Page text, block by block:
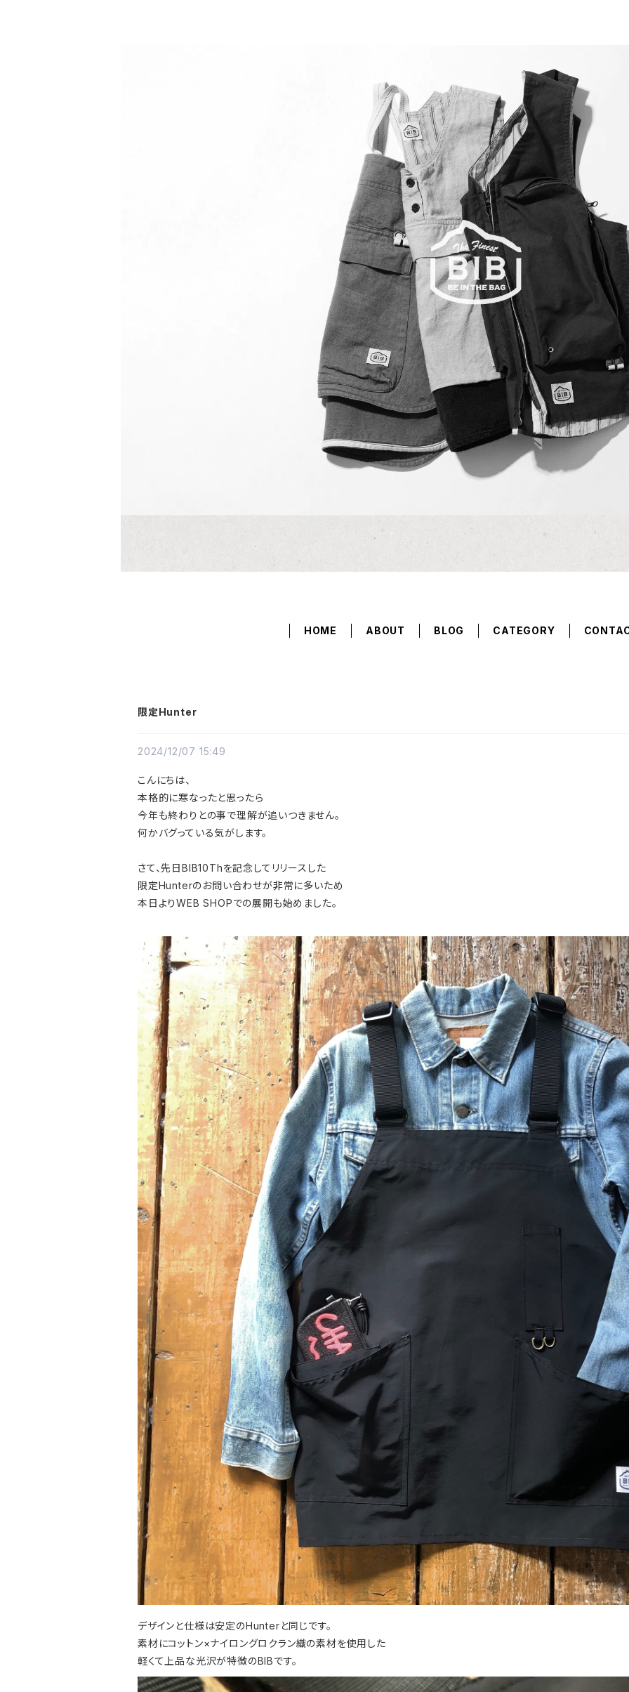
HOME ABOUT BLOG CATEGORY
限定Hunter
2024/12/07 15:49
こんにちは、
本格的に寒なったと思ったら
今年も終わりとの事で理解が追いつきません。
何かバグっている気がします。
さて、先日BIB10Thを記念してリリースした
限定Hunterのお問い合わせが非常に多いため
本日よりWEB SHOPでの展開も始めました。
デザインと仕様は安定のHunterと同じです。
素材にコットン×ナイロングロクラン織の素材を使用した
軽くて上品な光沢が特徴のBIBです。